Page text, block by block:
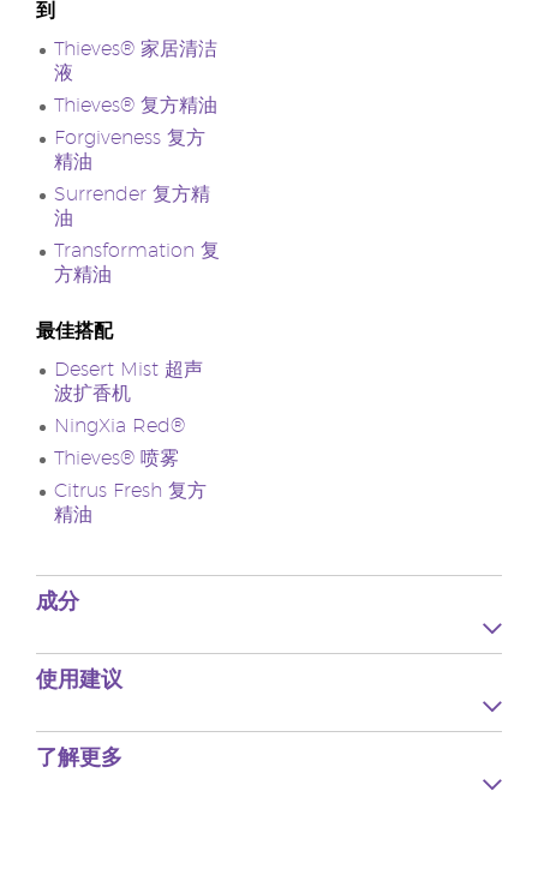
到
Thieves® 家居清洁
液
Thieves® 复方精油
Forgiveness 复方
精油
Surrender 复方精
油
Transformation 复
方精油
最佳搭配
Desert Mist 超声
波扩香机
NingXia Red®
Thieves® 喷雾
Citrus Fresh 复方
精油
成分
使用建议
了解更多